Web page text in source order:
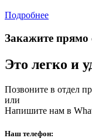
Подробнее
Закажите прямо
Это легко и
Позвоните в отдел
или
Напишите нам в
Наш телефон: